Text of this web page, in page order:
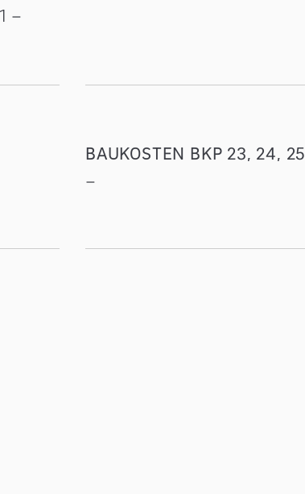
–
BAUKOSTEN BKP 23, 24, 25
–